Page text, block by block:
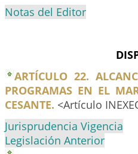
Notas del Editor
ARTÍCULO 22.
PROGRAMAS EN EL
CESANTE. <Artículo
Jurisprudencia Vigencia
Legislación Anterior